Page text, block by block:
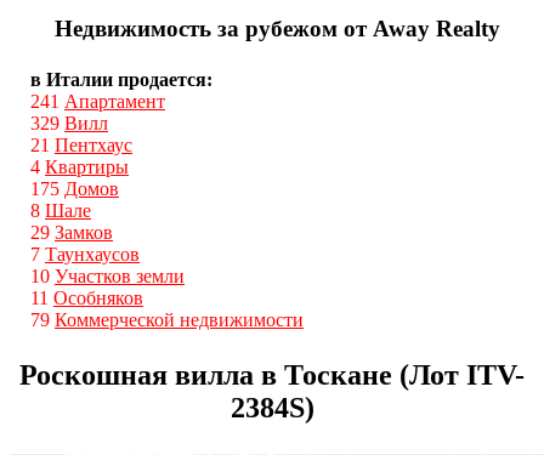
Недвижимость за рубежом от Away Realty
в Италии продается:
241 Апартамент
329 Вилл
21 Пентхаус
4 Квартиры
175 Домов
8 Шале
29 Замков
7 Таунхаусов
10 Участков земли
11 Особняков
79 Коммерческой недвижимости
Роскошная вилла в Тоскане (Лот ITV-
2384S)